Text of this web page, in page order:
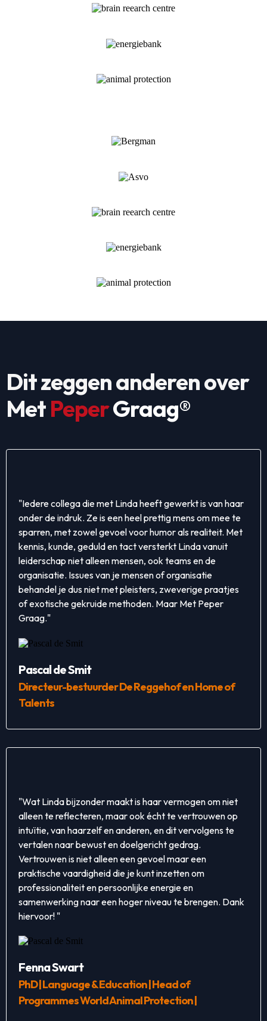
Dit zeggen anderen over
MetPeperGraag®
"Iedere collega die met Linda heeft gewerkt is van haar
onder de indruk. Ze is een heel prettig mens om mee te
sparren, met zowel gevoel voor humor als realiteit. Met
kennis, kunde, geduld en tact versterkt Linda vanuit
leiderschap niet alleen mensen, ook teams en de
organisatie. Issues van je mensen of organisatie
behandel je dus niet met pleisters, zweverige praatjes
of exotische gekruide methoden. Maar Met Peper
Graag."
Pascal de Smit
Directeur-bestuurder De Reggehof en Home of
Talents
"Wat Linda bijzonder maakt is haar vermogen om niet
alleen te reflecteren, maar ook écht te vertrouwen op
intuïtie, van haarzelf en anderen, en dit vervolgens te
vertalen naar bewust en doelgericht gedrag.
Vertrouwen is niet alleen een gevoel maar een
praktische vaardigheid die je kunt inzetten om
professionaliteit en persoonlijke energie en
samenwerking naar een hoger niveau te brengen. Dank
hiervoor! "
Fenna Swart
PhD | Language & Education | Head of
Programmes World Animal Protection |